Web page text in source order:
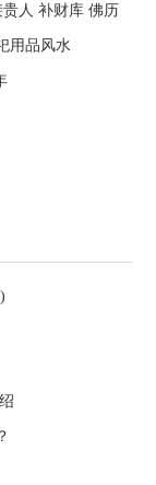
人 补财库 佛历
用品风水